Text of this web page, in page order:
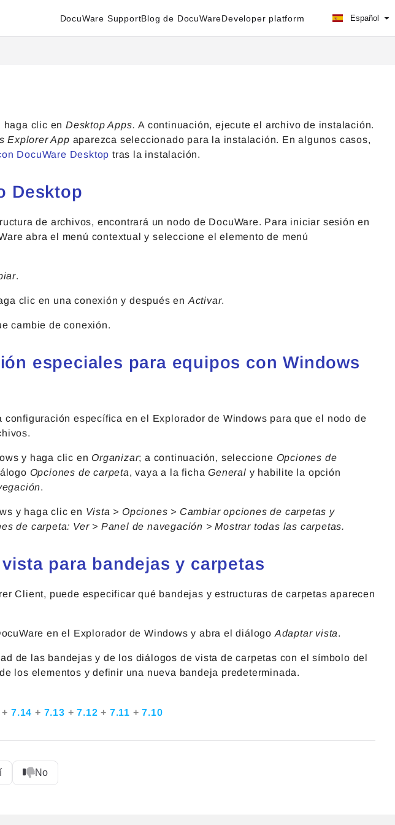
DocuWare SupportBlog de DocuWareDeveloper platform Español
haga clic en Desktop Apps.A continuación, ejecute el archivo de instalación.
Explorer App aparezca seleccionado para la instalación. En algunos casos,
DocuWare Desktop tras la instalación.
Desktop
de archivos, encontrará un nodo de DocuWare. Para iniciar sesión en
abra el menú contextual y seleccione el elemento de menú
.
clic en una conexión y después en Activar.
cambie de conexión.
especiales para equipos con Windows
específica en el Explorador de Windows para que el nodo de
y haga clic en Organizar; a continuación, seleccione Opciones de
Opciones de carpeta, vaya a la fichaGeneral y habilite la opción
.
y haga clic en Vista > Opciones > Cambiar opciones de carpetas y
de carpeta: Ver > Panel de navegación > Mostrar todas las carpetas.
para bandejas y carpetas
Client, puede especificar qué bandejas y estructuras de carpetas aparecen
en el Explorador de Windows y abra el diálogo Adaptar vista.
de las bandejas y de los diálogos de vista de carpetas con el símbolo del
los elementos y definir una nueva bandeja predeterminada.
+7.14+ 7.13 +7.12+ 7.11 +7.10
No